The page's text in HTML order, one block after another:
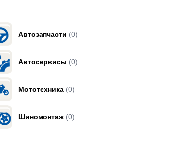
Автозапчасти (0)
Автосервисы (0)
Мототехника (0)
Шиномонтаж (0)